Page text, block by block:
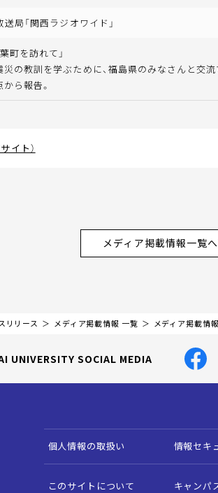
局「関西ラジオワイド」
町を訪れて」
の教訓を学ぶために、福島県のみなさんと交
ら報告。
イト）
メディア掲載情報一覧
リリース メディア掲載情報 一覧 メディア掲載情
UNIVERSITY SOCIAL MEDIA
個人情報の取扱い 情報セキ
このサイトについて キャンパ